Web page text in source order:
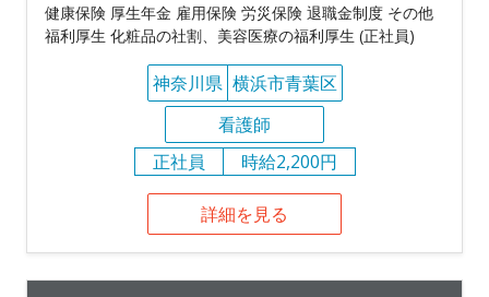
健康保険 厚生年金 雇用保険 労災保険 退職金制度 その他
福利厚生 化粧品の社割、美容医療の福利厚生 (正社員)
神奈川県 横浜市青葉区
看護師
正社員
時給2,200円
詳細を見る